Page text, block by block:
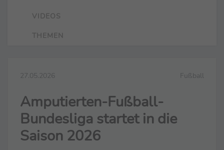
VIDEOS
THEMEN
27.05.2026 Fußball
Amputierten-Fußball-
Bundesliga startet in die
Saison 2026